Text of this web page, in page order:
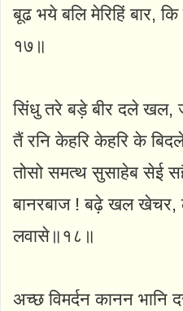
बूढ भये बलि मेरिहिं बार,
१७॥
सिंधु तरे बड़े बीर दले खल,
तैं रनि केहरि केहरि के
तोसो समत्थ सुसाहेब सेई
बानरबाज ! बढ़े खल खेचर,
लवासे॥१८॥
अच्छ विमर्दन कानन